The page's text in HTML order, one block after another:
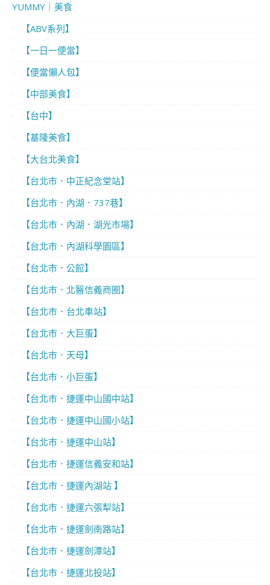
YUMMY｜美食
【ABV系列】
【一日一便當】
【便當懶人包】
【中部美食】
【台中】
【基隆美食】
【大台北美食】
【台北市．中正紀念堂站】
【台北市．內湖．737巷】
【台北市．內湖．湖光市場】
【台北市．內湖科學園區】
【台北市．公館】
【台北市．北醫信義商圈】
【台北市．台北車站】
【台北市．大巨蛋】
【台北市．天母】
【台北市．小巨蛋】
【台北市．捷運中山國中站】
【台北市．捷運中山國小站】
【台北市．捷運中山站】
【台北市．捷運信義安和站】
【台北市．捷運內湖站 】
【台北市．捷運六張犁站】
【台北市．捷運劍南路站】
【台北市．捷運劍潭站】
【台北市．捷運北投站】